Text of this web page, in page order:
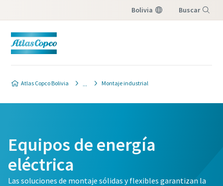
Bolivia Buscar
Atlas Copco Bolivia Montaje industrial
Equipos de energía
eléctrica
Las soluciones de montaje sólidas y flexibles garantizan la